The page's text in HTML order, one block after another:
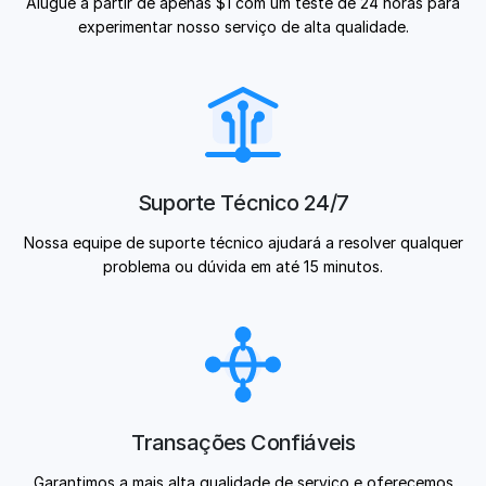
experimentar nosso serviço de alta qualidade.
Suporte Técnico 24/7
Nossa equipe de suporte técnico ajudará a resolver qualquer
problema ou dúvida em até 15 minutos.
Transações Confiáveis
Garantimos a mais alta qualidade de serviço e oferecemos